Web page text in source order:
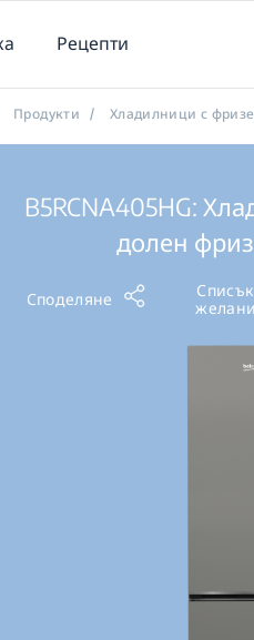
Рецепти
Продукти / Хладилници с
B5RCNA405HG:
долен
Споделяне
Списък